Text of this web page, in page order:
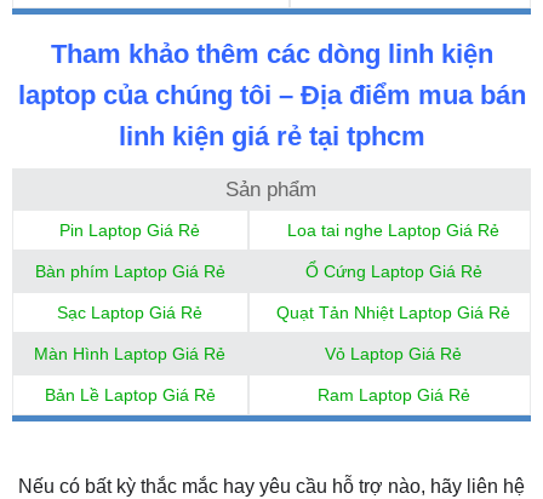
Tham khảo thêm các dòng linh kiện
laptop của chúng tôi – Địa điểm mua bán
linh kiện giá rẻ tại tphcm
Sản phẩm
Pin Laptop Giá Rẻ Loa tai nghe Laptop Giá Rẻ
Bàn phím Laptop Giá Rẻ Ổ Cứng Laptop Giá Rẻ
Sạc Laptop Giá Rẻ Quạt Tản Nhiệt Laptop Giá Rẻ
Màn Hình Laptop Giá Rẻ Vỏ Laptop Giá Rẻ
Bản Lề Laptop Giá Rẻ Ram Laptop Giá Rẻ
Nếu có bất kỳ thắc mắc hay yêu cầu hỗ trợ nào, hãy liên hệ